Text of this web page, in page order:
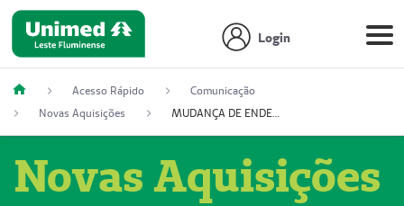
Login
Acesso Rápido
Comunicação
Novas Aquisições
MUDANÇA DE ENDEREÇO - DIAGITAB SERVIÇOS MÉDICOS LTDA (54003267-5)
Novas Aquisições